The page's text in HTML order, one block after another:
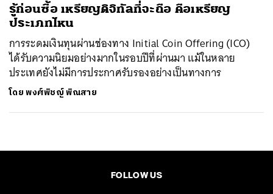
รู้ก่อนซื้อ เหรียญดิจิทัลที่จะถือ คือเหรียญ
ประเภทไหน
การระดมเงินทุนผ่านช่องทาง Initial Coin Offering (ICO)
ได้รับความนิยมอย่างมากในรอบปีที่ผ่านมา แม้ในหลาย
ประเทศยังไม่มีการประกาศรับรองอย่างเป็นทางการ
โดยพงศ์พิชญ์ พิณสาย
FOLLOW US